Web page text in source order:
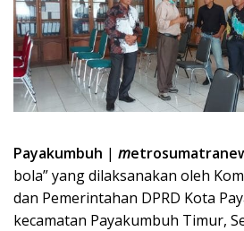
Payakumbuh | m
bola” yang dilaksanakan oleh
dan Pemerintahan DPRD Kota
kecamatan Payakumbuh Timur,